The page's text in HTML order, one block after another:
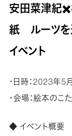
安田菜津紀✖️
紙 ルーツを
イベント
・日時：2023年
・会場：絵本のこ
◆ イベント概要